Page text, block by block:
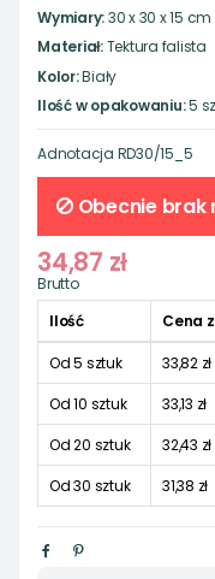
Wymiary:30 x 30 x 15 cm
Materiał:Tektura falista
Kolor:Biały
Ilość w opakowaniu:5
Adnotacja RD30/15_5
Obecnie brak
34,87 zł
Brutto
Ilość
Cena
Od 5 sztuk 33,82 zł
Od 10 sztuk
33,13 zł
Od 20 sztuk
32,43 zł
Od 30 sztuk
31,38 zł